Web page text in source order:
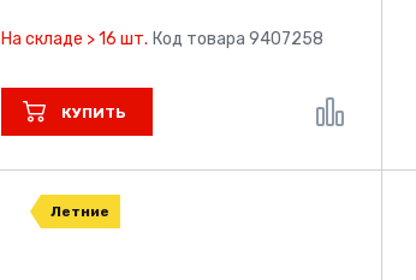
На складе > 16 шт. Код товара 9407258
КУПИТЬ
Летние